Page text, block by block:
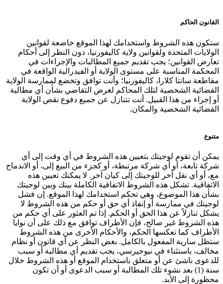
القانون الحاكم
ستكون هذه الشروط واستخدامك لهذا الموقع خاضعة لقوانين
الولايات المتحدة ولقوانين ولاية كاليفورنيا، دون النظر إلى أحكام
تعارض القوانين؛ يجب تقديم جميع المطالبات والإجراءات في
المحكمة المناسبة على مستوى الولاية أو الفيدرالية الواقعة في
مقاطعة سانتا كلارا، كاليفورنيا؛ وأنت توافق وتخضع لممارسة الولاية
القضائية الشخصية لتلك المحاكم لغرض التقاضي بشأن أي مطالبة
أو إجراء من هذا القبيل. أنت تتنازل عن جميع دفوع نقص الولاية
القضائية الشخصية والمكان.
متنوع
يمكن أن تقوم لوجيتك بتعيين هذه الشروط في أي وقت إلى أي
شركة تابعة، أو أي شركة مرتبطة، أو كجزء من البيع إلى، أو الاندماج
مع، أو أي نقل آخر للوجيتك إلى كيان آخر. لا يمكنك تعيين هذه
الاتفاقية. تشكل هذه الشروط الاتفاقية الكاملة بينك وبين لوجيتك
بشأن هذا الموضوع، وهي تحكم استخدامك لهذا الموقع. إن فشل
لوجيتك في ممارسة أو إنفاذ أي حق أو حكم من هذه الشروط لا
يشكل تنازلاً عن هذا الحق أو الحكم. إذا تم العثور على أي حكم من
هذه الشروط غير صالح، فإن الأطراف توافق مع ذلك على أن نوايا
الأطراف كما تعكسها الحكم، والأحكام الأخرى من هذه الشروط
ستظل سارية المفعول بالكامل. بغض النظر عن أي قانون أو نظام
مخالف، باستثناء في نيوجيرسي، يجب تقديم أي مطالبة أو سبب
للدعوى ناشئ عن أو متعلق باستخدام الموقع أو هذه الشروط خلال
سنة (1) بعد نشوء تلك المطالبة أو سبب الدعوى أو أن تكون
محظورة إلى الأبد.